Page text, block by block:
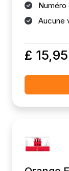
Aucune
£ 15,95